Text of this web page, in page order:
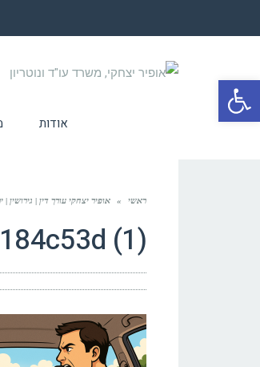
פתח סרגל נגישות
אודות
ראשי » אופיר יצחקי עורך דין | גירושין | ירושה |
(1)